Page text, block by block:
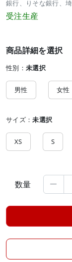
銀行、りそな銀行、
受注生産
商品詳細を選択
性別： 未選択
男性 女性
サイズ：未選択
XS S
数量 